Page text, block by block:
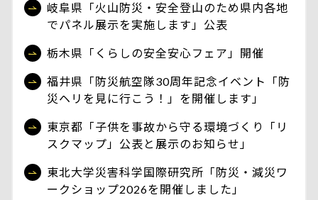
岐阜県「火山防災・安全登山のため県内各地
でパネル展示を実施します」公表
栃木県「くらしの安全安心フェア」開催
福井県「防災航空隊30周年記念イベント「防
災ヘリを見に行こう！」を開催します」
東京都「子供を事故から守る環境づくり「リ
スクマップ」公表と展示のお知らせ」
東北大学災害科学国際研究所「防災・減災ワ
ークショップ2026を開催しました」